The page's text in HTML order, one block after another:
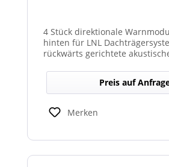
4 Stück direktionale
hinten für LNL
rückwärts gerichtete
montiert werden, um gezielte
nach hinten auszugeben. Sie
Sicht‑ und Hörbarkeit von
Heckbereich und erhöhen so
bei Rückwärts‑ oder
Preis auf
Merken